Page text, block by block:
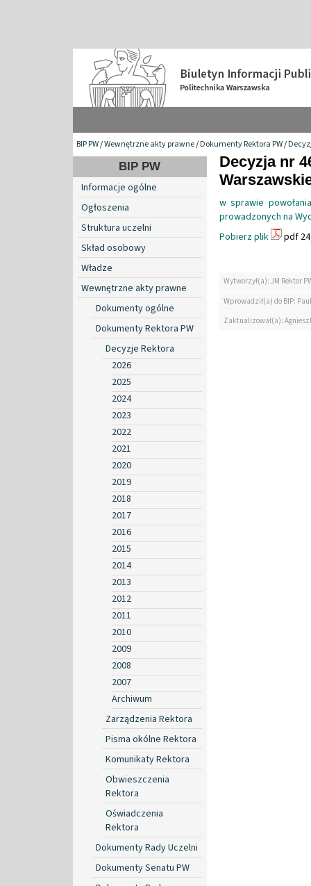
BIP PW/Wewnętrzne akty prawne/Dokumenty Rektora PW/
BIP PW
Informacje ogólne
Ogłoszenia
Struktura uczelni
Skład osobowy
Władze
Wewnętrzne akty prawne
Dokumenty ogólne
Dokumenty Rektora PW
Decyzje Rektora
2026
2025
2024
2023
2022
2021
2020
2019
2018
2017
2016
2015
2014
2013
2012
2011
2010
2009
2008
2007
Archiwum
Zarządzenia Rektora
Pisma okólne Rektora
Komunikaty Rektora
Obwieszczenia
Rektora
Oświadczenia
Rektora
Dokumenty Rady Uczelni
Dokumenty Senatu PW
Decyzja nr
w sprawie
prowadzonych na
Pobierz plik
pdf
Wytworzył(a): JM Rektor
Wprowadził(a) do BIP:
Zaktualizował(a):